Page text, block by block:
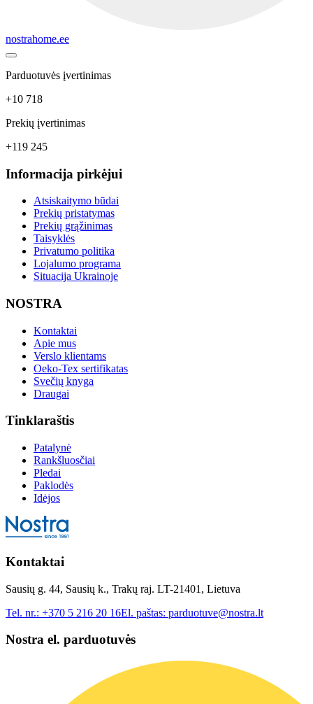
nostrahome.ee
Parduotuvės įvertinimas
+10 718
Prekių įvertinimas
+119 245
Informacija pirkėjui
Atsiskaitymo būdai
Prekių pristatymas
Prekių grąžinimas
Taisyklės
Privatumo politika
Lojalumo programa
Situacija Ukrainoje
NOSTRA
Kontaktai
Apie mus
Verslo klientams
Oeko-Tex sertifikatas
Svečių knyga
Draugai
Tinklaraštis
Patalynė
Rankšluosčiai
Pledai
Paklodės
Idėjos
Kontaktai
Sausių g. 44, Sausių k., Trakų raj. LT-21401, Lietuva
Tel. nr.: +370 5 216 20 16El. paštas: parduotuve@nostra.lt
Nostra el. parduotuvės